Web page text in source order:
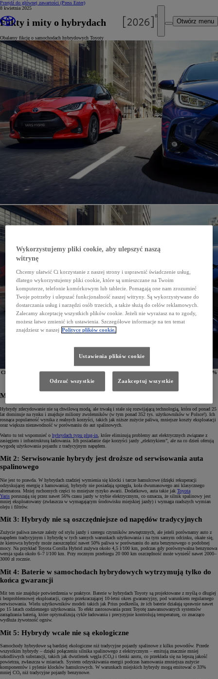
Przejdź do głównej zawartości (Press Enter)
Otwórz menu
8 kwietnia 2025
Fakty i mity o hybrydach
Obalamy fikcję o samochodach hybrydowych Toyoty
Choć samochody hybrydowe są obecnie częściej wybierane od aut benzynowych i stanowią ponad 80%
wątpliwości. Oto najczęściej powtarzane stereotypy, które nie mają nic wspólnego z rzeczywistością.
Mit 1: Hybrydy to moda, która za chwilę przeminie
Hybrydy zdecydowanie nie są chwilową modą, ale trwałą i stale się rozwijającą technologią, która od ponad 25
lat dominuje na rynku i znajduje miliony zwolenników (w tym ponad 352 tys. użytkowników w Polsce!). Ich
rosnąca popularność wynika z realnych korzyści, takich jak niższe zużycie paliwa, mniejsze koszty eksploatacji
oraz większa niezawodność w porównaniu do aut spalinowych.
Warto tu też wspomnieć o hybrydach typu plug-in , które eliminują problemy aut elektrycznych związane z
zasięgiem i infrastrukturą ładowania. Ich posiadanie daje korzyści jazdy „elektrykiem”, ale na co dzień oferują
wygodę użytkowania pojazdu z tradycyjnym napędem.
Mit 2: Serwisowanie hybrydy jest droższe od serwisowania auta
spalinowego
Nie jest to prawda. W hybrydach rzadziej wymienia się klocki i tarcze hamulcowe (dzięki rekuperacji
odzyskującej energię z hamowania), hybrydy nie posiadają sprzęgła, koła dwumasowego ani klasycznego
alternatora. Mniej ruchomych części to mniejsze ryzyko awarii. Dodatkowo, auta takie jak Toyota
Yaris poruszają się przez nawet 56% czasu jazdy w trybie elektrycznym, co oznacza, że silnik spalinowy jest
mniej eksploatowany (zwłaszcza w wymagającym środowisku miejskiej jazdy) i wymaga rzadszych wymian
oleju i filtrów.
Mit 3: Hybrydy nie są oszczędniejsze od napędów tradycyjnych
Zużycie paliwa zawsze zależy od stylu jazdy i szeregu czynników zewnętrznych, ale jeżeli porównamy auto z
napędem tradycyjnym i hybrydę w tych samych warunkach użytkowania i na tym samym odcinku, okaże się,
że kierowca hybrydy może zaoszczędzić nawet 50% paliwa w porównaniu do auta benzynowego o podobnej
mocy. Na przykład Toyota Corolla Hybrid zużywa około 4,5 l/100 km, podczas gdy porównywalna benzynowa
wersja spala około 6–7 l/100 km. Przy rocznym przebiegu 20 000 km oszczędność może wynieść nawet 2000–
3000 zł rocznie.
Mit 4: Baterie w samochodach hybrydowych wytrzymują tylko do
końca gwarancji
Mit ten nie znajduje potwierdzenia w praktyce. Baterie w hybrydach Toyoty są projektowane z myślą o długiej
i bezproblemowej eksploatacji, często przekraczającej 10-letni okres gwarancyjny, pod warunkiem regularnego
serwisowania. Wielu użytkowników modeli takich jak Prius podkreśla, że ich baterie działają sprawnie nawet
po 15 latach codziennego użytkowania. To efekt zastosowania przez Toyotę zaawansowanych systemów
zarządzania baterią, które optymalizują cykle ładowania i precyzyjnie kontrolują temperaturę, co znacząco
wydłuża żywotność ogniw.
Mit 5: Hybrydy wcale nie są ekologiczne
Samochody hybrydowe są bardziej ekologiczne niż tradycyjne pojazdy spalinowe z kilku powodów. Przede
wszystkim hybrydy – dzięki połączeniu silnika spalinowego z elektrycznym – emitują znacznie mniej
szkodliwych substancji, takich jak dwutlenek węgla (CO₂) i tlenki azotu, co przekłada się na lepszą jakość
powietrza, zwłaszcza w miastach. System odzyskiwania energii podczas hamowania zmniejsza zużycie
komponentów i pylenie klocków hamulcowych. W warunkach miejskich hybrydy mogą emitować o 33%
mniej CO₂ niż tradycyjne pojazdy benzynowe.
Wykorzystujemy pliki cookie, aby ulepszyć naszą
witrynę
Chcemy ułatwić Ci korzystanie z naszej strony i usprawnić świadczenie usług,
dlatego wykorzystujemy pliki cookie, które są umieszczane na Twoim
komputerze, telefonie komórkowym lub tablecie. Pomagają one nam zrozumieć
Twoje potrzeby i ulepszać funkcjonalność naszej witryny. Są wykorzystywane do
dostarczania usług i narzędzi osób trzecich, a także służą do celów reklamowych.
Zalecamy akceptację wszystkich plików cookie. Jeżeli nie wyrażasz na to zgody,
możesz łatwo zmienić ich ustawienia. Szczegółowe informacje na ten temat
znajdziesz w naszej Polityce plików cookie.
Ustawienia plików cookie
Odrzuć wszystkie Zaakceptuj wszystkie